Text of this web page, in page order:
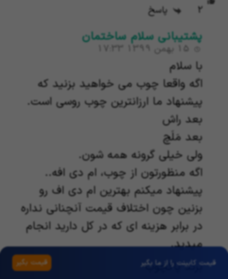
2 پاسخ
پشتیبانی سلام ساختمان
با سلام
اگه واقعا چوب می خواهید بزنید که
پیشنهاد ما ارزانترین چوب روسی است.
بعد راش
بعد مَلَچ
‌ولی خیلی گرونه همه شون.
اگه منظورتون از چوب، ام دی افه..
پیشنهاد میکنم بهترین ام دی اف رو
بزنین چون اختلاف قیمت آنچنانی نداره
در برابر هزینه ای که در کل دارید انجام
میدید.
برند پاکچوب
قیمت کابینت را از ما بگیر قیمت بگیر